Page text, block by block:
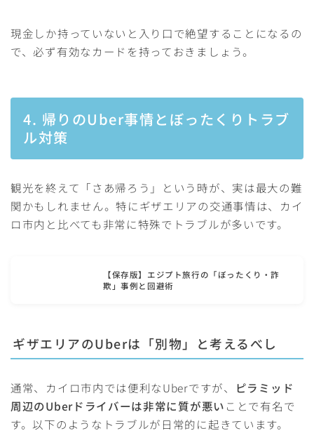
現金しか持っていないと入り口で絶望することになるの
で、必ず有効なカードを持っておきましょう。
4. 帰りのUber事情とぼったくりトラブ
ル対策
観光を終えて「さあ帰ろう」という時が、実は最大の難
関かもしれません。特にギザエリアの交通事情は、カイ
ロ市内と比べても非常に特殊でトラブルが多いです。
【保存版】エジプト旅行の「ぼったくり・詐
欺」事例と回避術
ギザエリアのUberは「別物」と考えるべし
通常、カイロ市内では便利なUberですが、
ピラミッド
周辺のUberドライバーは非常に質が悪い ことで有名で
す。以下のようなトラブルが日常的に起きています。